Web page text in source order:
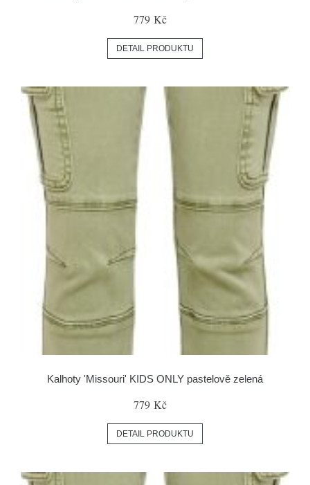
779 Kč
DETAIL PRODUKTU
Kalhoty 'Missouri' KIDS ONLY pastelově zelená
779 Kč
DETAIL PRODUKTU